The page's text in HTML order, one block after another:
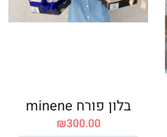
בלון פורח minene
₪300.00